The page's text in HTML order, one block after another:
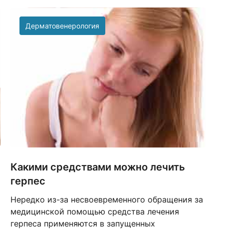
Дерматовенерология
Какими средствами можно лечить
герпес
Нередко из-за несвоевременного обращения за
медицинской помощью средства лечения
герпеса применяются в запущенных